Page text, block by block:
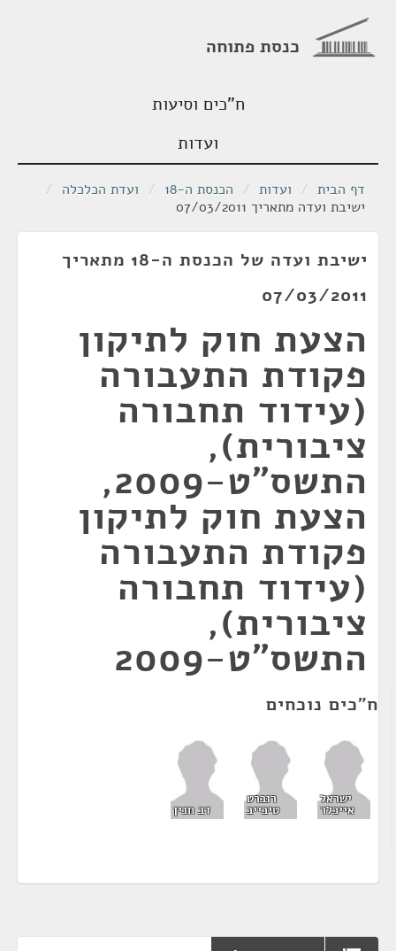
כנסת פתוחה
ח"כים וסיעות
ועדות
דף הבית / ועדות / הכנסת ה-18 / ועדת הכלכלה /
ישיבת ועדה מתאריך 07/03/2011
ישיבת ועדה של הכנסת ה-18 מתאריך
07/03/2011
הצעת חוק לתיקון
פקודת התעבורה
(עידוד תחבורה
ציבורית),
התשס"ט-2009,
הצעת חוק לתיקון
פקודת התעבורה
(עידוד תחבורה
ציבורית),
התשס"ט-2009
ח"כים נוכחים
ישראל
אייכלר
רוברט
טיבייב דב חנין